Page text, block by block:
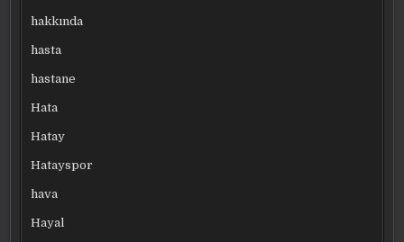
hakkında
hasta
hastane
Hata
Hatay
Hatayspor
hava
Hayal